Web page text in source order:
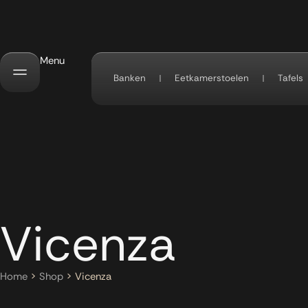
Menu
Banken Eetkamerstoelen Tafels
Vicenza
Home > Shop > Vicenza